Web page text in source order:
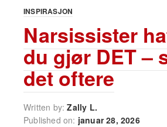
INSPIRASJON
Narsissister
du gjør DET –
det oftere
Written by:Zally L.
Published on: januar 28, 2026